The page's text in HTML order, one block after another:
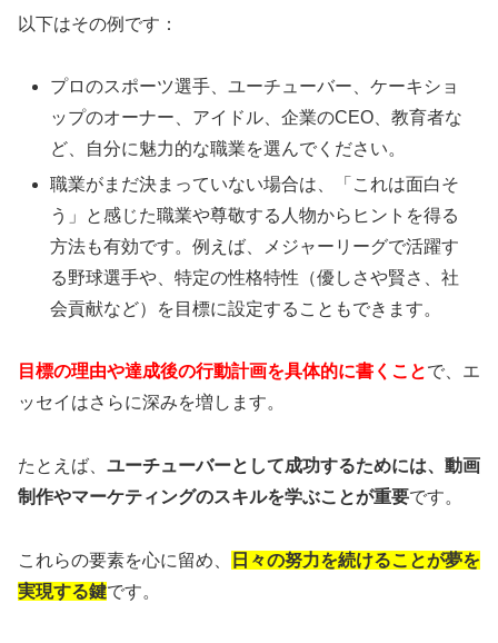
以下はその例です：
プロのスポーツ選手、ユーチューバー、ケーキショ
ップのオーナー、アイドル、企業のCEO、教育者な
ど、自分に魅力的な職業を選んでください。
職業がまだ決まっていない場合は、「これは面白そ
う」と感じた職業や尊敬する人物からヒントを得る
方法も有効です。例えば、メジャーリーグで活躍す
る野球選手や、特定の性格特性（優しさや賢さ、社
会貢献など）を目標に設定することもできます。
目標の理由や達成後の行動計画を具体的に書くことで、エ
ッセイはさらに深みを増します。
たとえば、 ユーチューバーとして成功するためには、動画
制作やマーケティングのスキルを学ぶことが重要です。
これらの要素を心に留め、
日々の努力を続けることが夢を
実現する鍵です。